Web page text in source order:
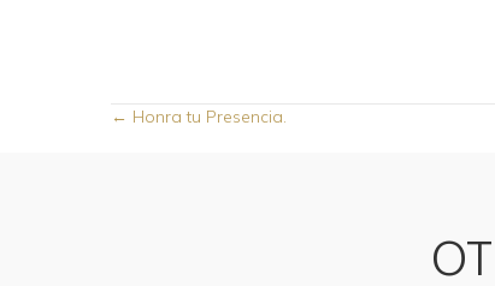
Posts
← Honra tu Presencia.